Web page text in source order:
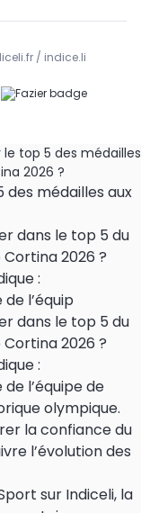
/ indice.li
top 5 des médailles
2026 ?
médailles aux
dans le top 5 du
2026 ?
:
l’équip
dans le top 5 du
2026 ?
:
l’équipe de
olympique.
la confiance du
l’évolution des
sur Indiceli, la